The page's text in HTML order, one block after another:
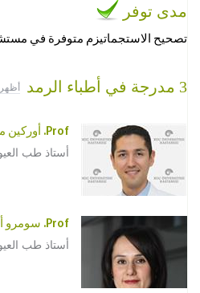
مدى توفر
تصحيح الاستجماتيزم متوفرة في
3 مدرجة في أطباء الرمد
Prof. أوركين موفتوغلو
أستاذ طب
Prof. سومرو أونال
أستاذ طب